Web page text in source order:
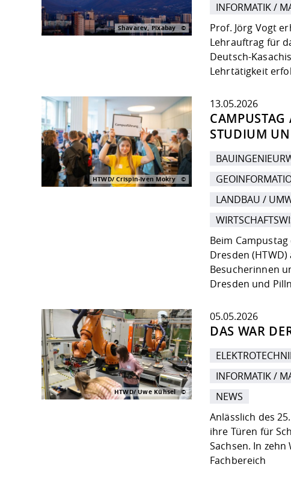
INFORMATIK /
Prof. Jörg Vogt
Lehrauftrag für
Deutsch-
Lehrtätigkeit
Shavarev, Pixabay
STUDIUM
13.05.2026
LANDBAU /
Beim
Dresden
Besucherinnen
Dresden und
HTWD/ Crispin-Iven Mokry
DAS WAR
05.05.2026
INFORMATIK /
NEWS
Anlässlich des
ihre Türen für
Sachsen. In
Fachbereich
HTWD/ Uwe Kühsel